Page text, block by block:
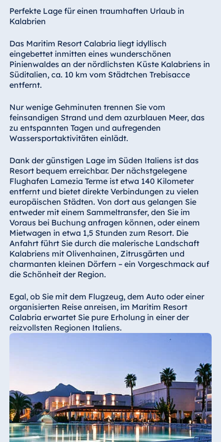
Hotel Bonn
Hotel Bremen
Hotel Dresden
Hotel Düsseldorf
Hotel Frankfurt
Schlossgarten
Fulda
Airport Hotel
Hannover
Hotel Ingolstadt
Hotel Bellevue
Kiel
Hotel Köln
Hotel
Königswinter
Hotel Magdeburg
Hotel München
Hotel Stuttgart
Timmendorfer
Strand
TitiseeHotel
Titisee-Neustadt
Star-Apart Hansa
Hotel Wiesbaden
Hotel Würzburg
Perfekte Lage für einen traumhaften Urlaub in
Kalabrien
Das Maritim Resort Calabria liegt idyllisch
eingebettet inmitten eines wunderschönen
Pinienwaldes an der nördlichsten Küste Kalabriens in
Süditalien, ca. 10 km vom Städtchen Trebisacce
entfernt.
Nur wenige Gehminuten trennen Sie vom
feinsandigen Strand und dem azurblauen Meer, das
zu entspannten Tagen und aufregenden
Wassersportaktivitäten einlädt.
Dank der günstigen Lage im Süden Italiens ist das
Resort bequem erreichbar. Der nächstgelegene
Flughafen Lamezia Terme ist etwa 140 Kilometer
entfernt und bietet direkte Verbindungen zu vielen
europäischen Städten. Von dort aus gelangen Sie
entweder mit einem Sammeltransfer, den Sie im
Voraus bei Buchung anfragen können, oder einem
Mietwagen in etwa 1,5 Stunden zum Resort. Die
Anfahrt führt Sie durch die malerische Landschaft
Kalabriens mit Olivenhainen, Zitrusgärten und
charmanten kleinen Dörfern – ein Vorgeschmack auf
die Schönheit der Region.
Egal, ob Sie mit dem Flugzeug, dem Auto oder einer
organisierten Reise anreisen, im Maritim Resort
Calabria erwartet Sie pure Erholung in einer der
reizvollsten Regionen Italiens.